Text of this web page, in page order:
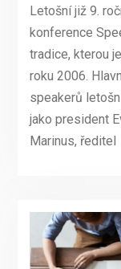
Letošní již 9.
konference
tradice, kterou
roku 2006.
speakerů
jako president
Marinus, ředitel